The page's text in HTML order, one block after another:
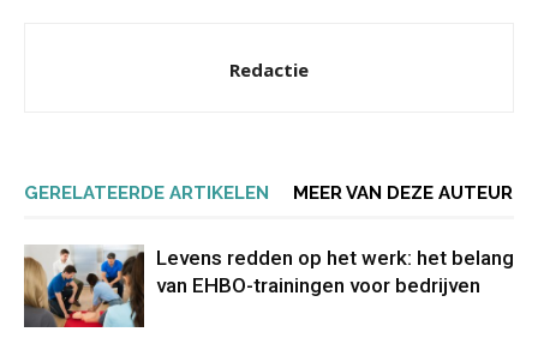
Redactie
GERELATEERDE ARTIKELEN MEER VAN DEZE AUTEUR
Levens redden op het werk: het belang
van EHBO-trainingen voor bedrijven